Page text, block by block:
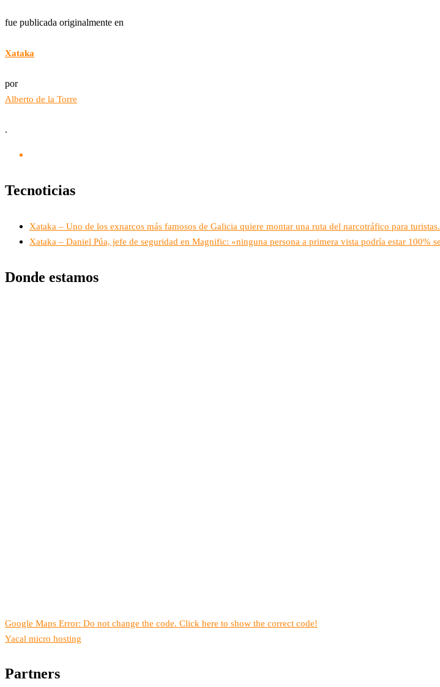
fue publicada originalmente en
Xataka
por
Alberto de la Torre
.
Tecnoticias
Xataka – Uno de los exnarcos más famosos de Galicia quiere montar una ruta del narcotráfico para
Xataka – Daniel Púa, jefe de seguridad en Magnific: «ninguna persona a primera vista podría estar 100%
Donde estamos
Google Maps Error: Do not change the code. Click here to show the correct code!
Yacal micro hosting
Partners